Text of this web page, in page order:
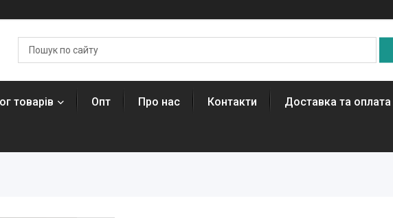
товарів Опт Про нас Контакти Доставка та оплата